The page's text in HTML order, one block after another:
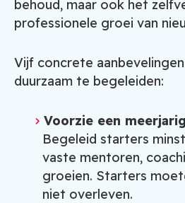
behoud, maar ook het
professionele groei van
Vijf concrete
duurzaam te begeleiden:
Voorzie een
Begeleid starters
vaste mentoren,
groeien. Starters
niet overleven.